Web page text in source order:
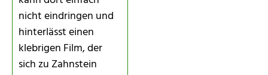
nicht eindringen und
hinterlässt einen
klebrigen Film, der
sich zu Zahnstein